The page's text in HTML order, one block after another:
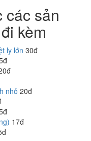
các sản
kèm
ly lớn 30đ
nhỏ 20đ
17đ